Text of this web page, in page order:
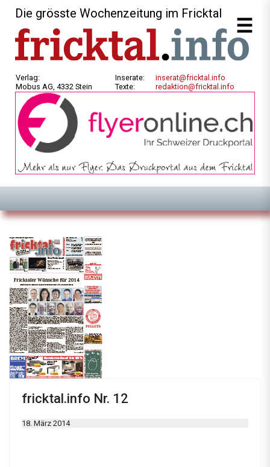
Die grösste Wochenzeitung im Fricktal
Verlag:
Mobus AG, 4332 Stein
Inserate:
Texte:
inserat@fricktal.info
redaktion@fricktal.info
fricktal.info Nr. 12
18. März 2014